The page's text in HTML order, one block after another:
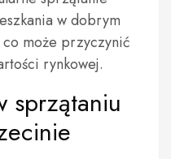
w dobrym
co może przyczynić
rynkowej.
sprzątaniu